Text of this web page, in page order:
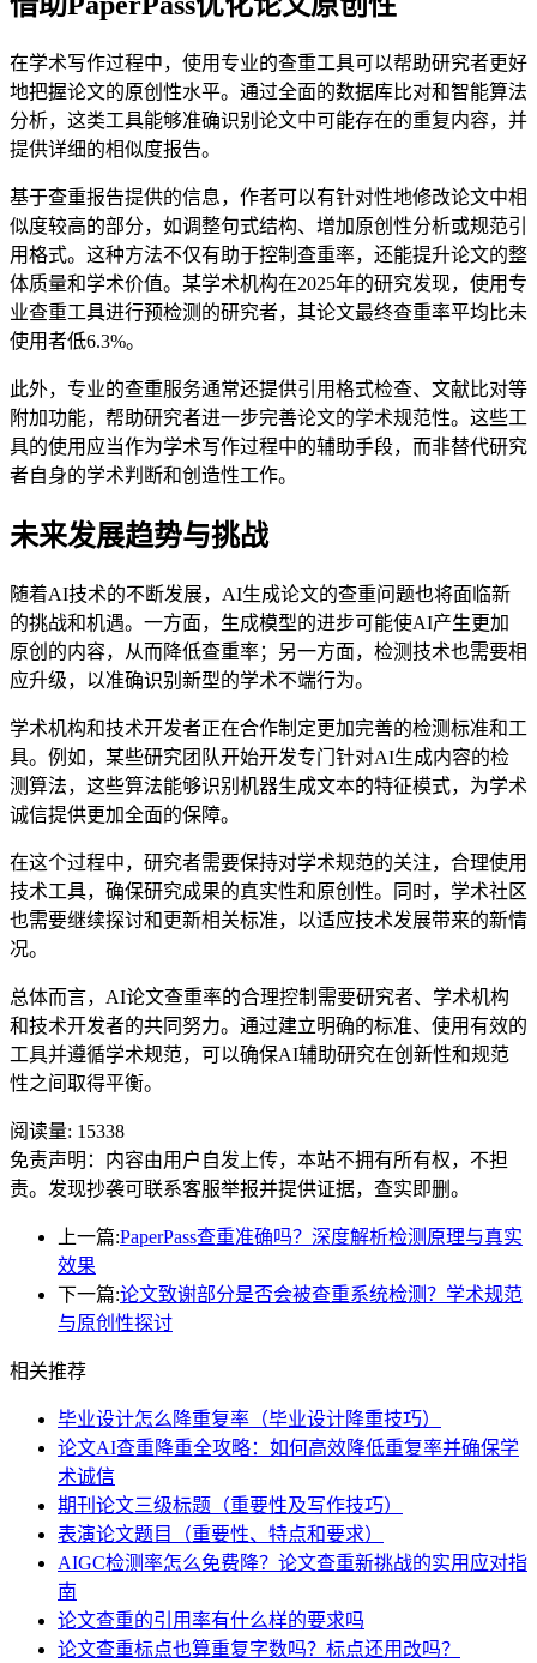
在学术写作过程中，使用专业的查重工具可以帮助研究者更好
地把握论文的原创性水平。通过全面的数据库比对和智能算法
分析，这类工具能够准确识别论文中可能存在的重复内容，并
提供详细的相似度报告。
基于查重报告提供的信息，作者可以有针对性地修改论文中相
似度较高的部分，如调整句式结构、增加原创性分析或规范引
用格式。这种方法不仅有助于控制查重率，还能提升论文的整
体质量和学术价值。某学术机构在2025年的研究发现，使用专
业查重工具进行预检测的研究者，其论文最终查重率平均比未
使用者低6.3%。
此外，专业的查重服务通常还提供引用格式检查、文献比对等
附加功能，帮助研究者进一步完善论文的学术规范性。这些工
具的使用应当作为学术写作过程中的辅助手段，而非替代研究
者自身的学术判断和创造性工作。
未来发展趋势与挑战
随着AI技术的不断发展，AI生成论文的查重问题也将面临新
的挑战和机遇。一方面，生成模型的进步可能使AI产生更加
原创的内容，从而降低查重率；另一方面，检测技术也需要相
应升级，以准确识别新型的学术不端行为。
学术机构和技术开发者正在合作制定更加完善的检测标准和工
具。例如，某些研究团队开始开发专门针对AI生成内容的检
测算法，这些算法能够识别机器生成文本的特征模式，为学术
诚信提供更加全面的保障。
在这个过程中，研究者需要保持对学术规范的关注，合理使用
技术工具，确保研究成果的真实性和原创性。同时，学术社区
也需要继续探讨和更新相关标准，以适应技术发展带来的新情
况。
总体而言，AI论文查重率的合理控制需要研究者、学术机构
和技术开发者的共同努力。通过建立明确的标准、使用有效的
工具并遵循学术规范，可以确保AI辅助研究在创新性和规范
性之间取得平衡。
阅读量: 15338
免责声明：内容由用户自发上传，本站不拥有所有权，不担
责。发现抄袭可联系客服举报并提供证据，查实即删。
上一篇:PaperPass查重准确吗？深度解析检测原理与真实
效果
下一篇:论文致谢部分是否会被查重系统检测？学术规范
与原创性探讨
相关推荐
毕业设计怎么降重复率（毕业设计降重技巧）
论文AI查重降重全攻略：如何高效降低重复率并确保学
术诚信
期刊论文三级标题（重要性及写作技巧）
表演论文题目（重要性、特点和要求）
AIGC检测率怎么免费降？论文查重新挑战的实用应对指
南
论文查重的引用率有什么样的要求吗
论文查重标点也算重复字数吗？标点还用改吗？